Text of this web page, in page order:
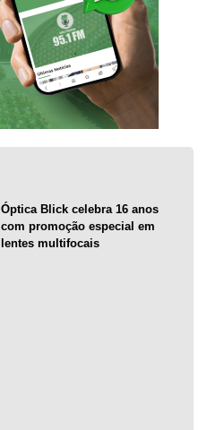
Óptica Blick celebra 16 anos
com promoção especial em
lentes multifocais